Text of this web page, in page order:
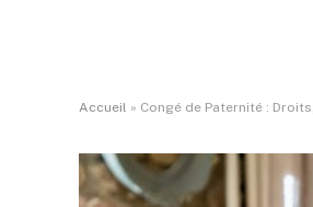
Accueil » Congé de Paternité :